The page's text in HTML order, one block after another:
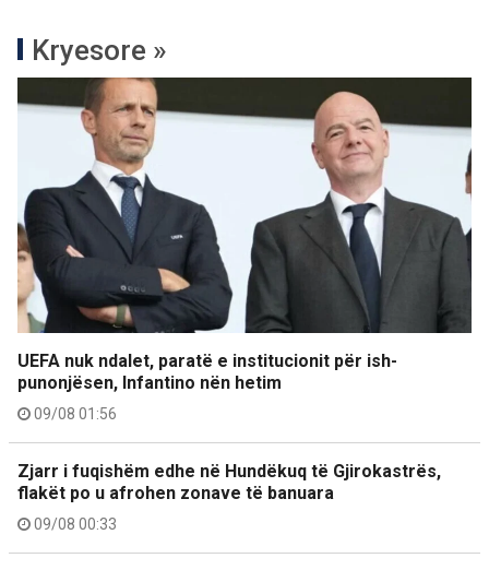
Kryesore »
UEFA nuk ndalet, paratë e institucionit për ish-
punonjësen, Infantino nën hetim
09/08 01:56
Zjarr i fuqishëm edhe në Hundëkuq të Gjirokastrës,
flakët po u afrohen zonave të banuara
09/08 00:33